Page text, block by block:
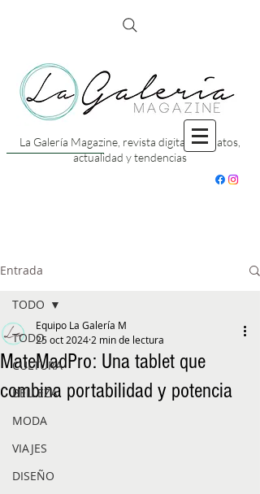
La Galería Magazine, revista digital con datos,
actualidad y tendencias
Entrada
TODO
CULTURA
BELLEZA
MODA
VIAJES
DISEÑO
TODO
MateMadPro: Una tablet que
combina portabilidad y potencia
Equipo La Galería M
25 oct 2024 2 min de lectura